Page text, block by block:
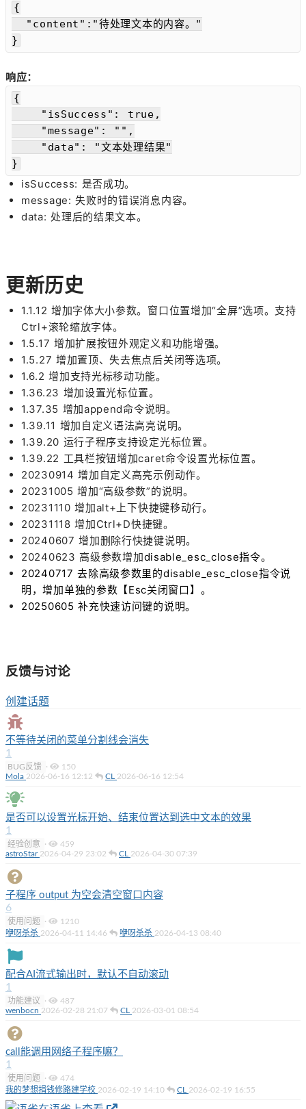
{
  "content":"待处理文本的内容。"
}
响应：
{
    "isSuccess": true,
    "message": "",
    "data": "文本处理结果"
}
isSuccess: 是否成功。
message: 失败时的错误消息内容。
data: 处理后的结果文本。
更新历史
1.1.12 增加字体大小参数。窗口位置增加“全屏”选项。支持
Ctrl+滚轮缩放字体。
1.5.17 增加扩展按钮外观定义和功能增强。
1.5.27 增加置顶、失去焦点后关闭等选项。
1.6.2 增加支持光标移动功能。
1.36.23 增加设置光标位置。
1.37.35 增加append命令说明。
1.39.11 增加自定义语法高亮说明。
1.39.20 运行子程序支持设定光标位置。
1.39.22 工具栏按钮增加caret命令设置光标位置。
20230914 增加自定义高亮示例动作。
20231005 增加“高级参数”的说明。
20231110 增加alt+上下快捷键移动行。
20231118 增加Ctrl+D快捷键。
20240607 增加删除行快捷键说明。
20240623 高级参数增加disable_esc_close指令。
20240717 去除高级参数里的disable_esc_close指令说
明，增加单独的参数【Esc关闭窗口】。
20250605 补充快速访问键的说明。
反馈与讨论
创建话题
不等待关闭的菜单分割线会消失
1
BUG反馈 ·
150
Mola 2026-06-16 12:12 CL 2026-06-16 12:54
是否可以设置光标开始、结束位置达到选中文本的效果
1
经验创意 ·
459
astroStar 2026-04-29 23:02 CL 2026-04-30 07:39
子程序 output 为空会清空窗口内容
6
使用问题 ·
1210
咿呀杀杀 2026-04-11 14:46 咿呀杀杀 2026-04-13 08:40
配合AI流式输出时，默认不自动滚动
1
功能建议 ·
487
wenbocn 2026-02-28 21:07 CL 2026-03-01 08:54
call能调用网络子程序嘛？
1
使用问题 ·
474
我的梦想捐钱修路建学校 2026-02-19 14:10 CL 2026-02-19 16:55